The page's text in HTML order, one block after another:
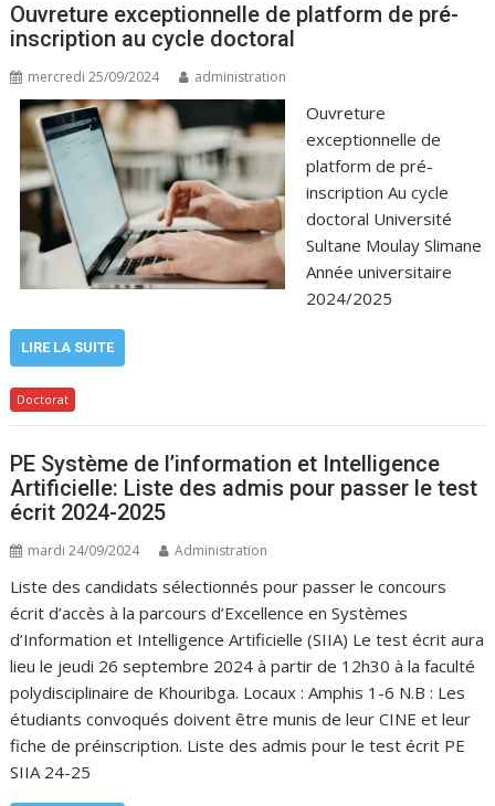
Ouvreture exceptionnelle de platform de pré-
inscription au cycle doctoral
mercredi 25/09/2024 administration
Ouvreture
exceptionnelle de
platform de pré-
inscription Au cycle
doctoral Université
Sultane Moulay Slimane
Année universitaire
2024/2025
LIRE LA SUITE
Doctorat
PE Système de l’information et Intelligence
Artificielle: Liste des admis pour passer le test
écrit 2024-2025
mardi 24/09/2024 Administration
Liste des candidats sélectionnés pour passer le concours
écrit d’accès à la parcours d’Excellence en Systèmes
d’Information et Intelligence Artificielle (SIIA) Le test écrit aura
lieu le jeudi 26 septembre 2024 à partir de 12h30 à la faculté
polydisciplinaire de Khouribga. Locaux : Amphis 1-6 N.B : Les
étudiants convoqués doivent être munis de leur CINE et leur
fiche de préinscription. Liste des admis pour le test écrit PE
SIIA 24-25